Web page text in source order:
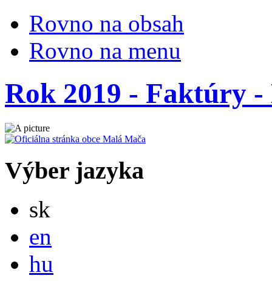
Rovno na obsah
Rovno na menu
Rok 2019 - Faktúry
Výber jazyka
sk
en
hu